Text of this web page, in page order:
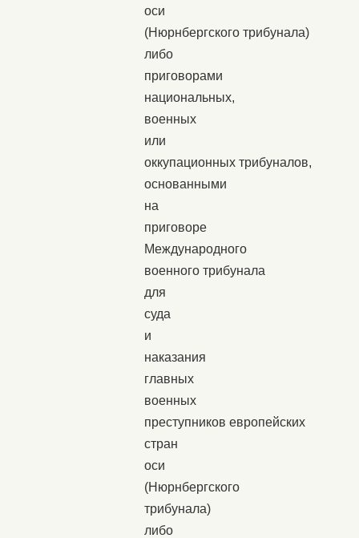
оси
(Нюрнбергского трибунала)
либо
приговорами
национальных,
военных
или
оккупационных трибуналов,
основанными
на
приговоре
Международного
военного трибунала
для
суда
и
наказания
главных
военных
преступников европейских
стран
оси
(Нюрнбергского
трибунала)
либо